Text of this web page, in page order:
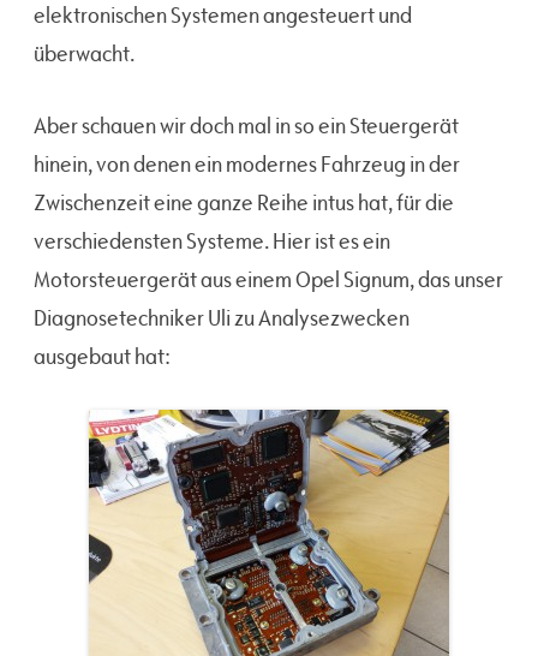
elektronischen Systemen angesteuert und
überwacht.
Aber schauen wir doch mal in so ein Steuergerät
hinein, von denen ein modernes Fahrzeug in der
Zwischenzeit eine ganze Reihe intus hat, für die
verschiedensten Systeme. Hier ist es ein
Motorsteuergerät aus einem Opel Signum, das unser
Diagnosetechniker Uli zu Analysezwecken
ausgebaut hat: